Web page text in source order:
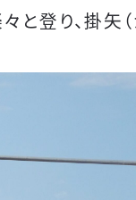
と登り、掛矢